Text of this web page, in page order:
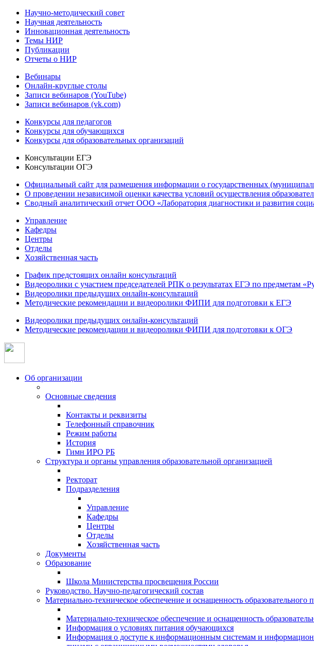
Научно-методический совет
Научная деятельность
Инновационная деятельность
Темы НИР
Публикации
Отчеты о НИР
Вебинары
Онлайн-круглые столы
Записи вебинаров (YouTube)
Записи вебинаров (vk.com)
Конкурсы для педагогов
Конкурсы для обучающихся
Конкурсы для образовательных организаций
Консультации ЕГЭ
Консультации ОГЭ
Официальный сайт для размещения информации о государственных
О проведении независимой оценки качества условий осуществления
Сводный аналитический отчет ООО «Лаборатория диагностики и развития
Управление
Кафедры
Центры
Отделы
Хозяйственная часть
График предстоящих онлайн консультаций
Видеоролики с участием председателей РПК о результатах ЕГЭ по предметам
Видеоролики предыдущих онлайн-консультаций
Методические рекомендации и видеоролики ФИПИ для подготовки к ЕГЭ
Видеоролики предыдущих онлайн-консультаций
Методические рекомендации и видеоролики ФИПИ для подготовки к ОГЭ
Об организации
Основные сведения
Контакты и реквизиты
Телефонный справочник
Режим работы
История
Гимн ИРО РБ
Структура и органы управления образовательной организацией
Ректорат
Подразделения
Управление
Кафедры
Центры
Отделы
Хозяйственная часть
Документы
Образование
Школа Министерства просвещения России
Руководство. Научно-педагогический состав
Материально-техническое обеспечение и оснащенность образовательного
Материально-техническое обеспечение и оснащенность
Информация о условиях питания обучающихся
Информация о доступе к информационным системам и